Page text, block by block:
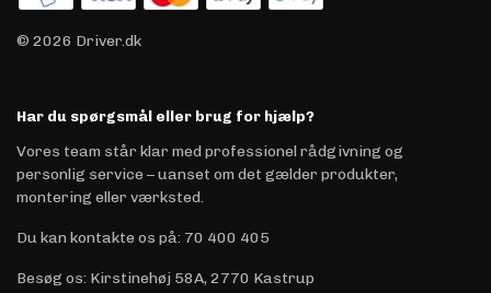
© 2026 Driver.dk
Har du spørgsmål eller brug for hjælp?
Vores team står klar med professionel rådgivning og
personlig service – uanset om det gælder produkter,
montering eller værksted.
Du kan kontakte os på: 70 400 405
Besøg os: Kirstinehøj 58A, 2770 Kastrup